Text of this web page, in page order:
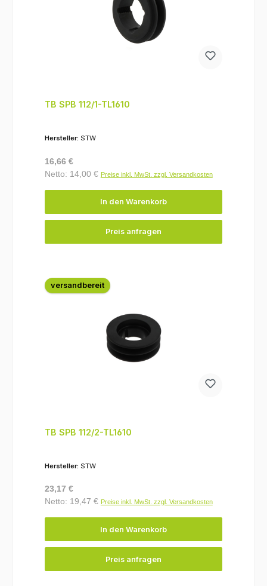
TB SPB 112/1-TL1610
Hersteller: STW
Regulärer Preis:
16,66 €
Netto: 14,00 € Preise inkl. MwSt. zzgl. Versandkosten
In den Warenkorb
Preis anfragen
versandbereit
TB SPB 112/2-TL1610
Hersteller: STW
Regulärer Preis:
23,17 €
Netto: 19,47 € Preise inkl. MwSt. zzgl. Versandkosten
In den Warenkorb
Preis anfragen